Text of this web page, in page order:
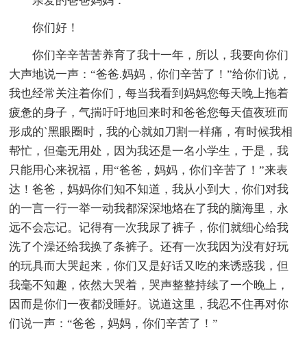
你们好！
你们辛辛苦苦养育了我十一年，所以，我要向你们
大声地说一声：“爸爸.妈妈，你们辛苦了！”给你们说，
我也经常关注着你们，每当我看到妈妈您每天晚上拖着
疲惫的身子，气揣吁吁地回来时和爸爸您每天值夜班而
形成的`黑眼圈时，我的心就如刀割一样痛，有时候我相
帮忙，但毫无用处，因为我还是一名小学生，于是，我
只能用心来祝福，用“爸爸，妈妈，你们辛苦了！”来表
达！爸爸，妈妈你们知不知道，我从小到大，你们对我
的一言一行一举一动我都深深地烙在了我的脑海里，永
远不会忘记。记得有一次我尿了裤子，你们就细心给我
洗了个澡还给我换了条裤子。还有一次我因为没有好玩
的玩具而大哭起来，你们又是好话又吃的来诱惑我，但
我毫不知趣，依然大哭着，哭声整整持续了一个晚上，
因而是你们一夜都没睡好。说道这里，我忍不住再对你
们说一声：“爸爸，妈妈，你们辛苦了！”